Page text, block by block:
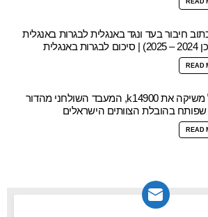
חיבור בעד ונגד באנגלית לבגרות באנגלית
באנגלית
READ
אינטל משיקה את k14900, המעבד השולחני מהדור
READ